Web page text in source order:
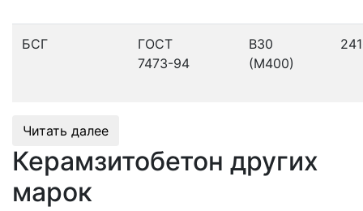
БСГ
ГОСТ
7473-94
В30
(М400)
Читать далее
Керамзитобетон других
марок